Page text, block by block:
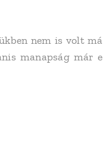
nem is volt
manapság már